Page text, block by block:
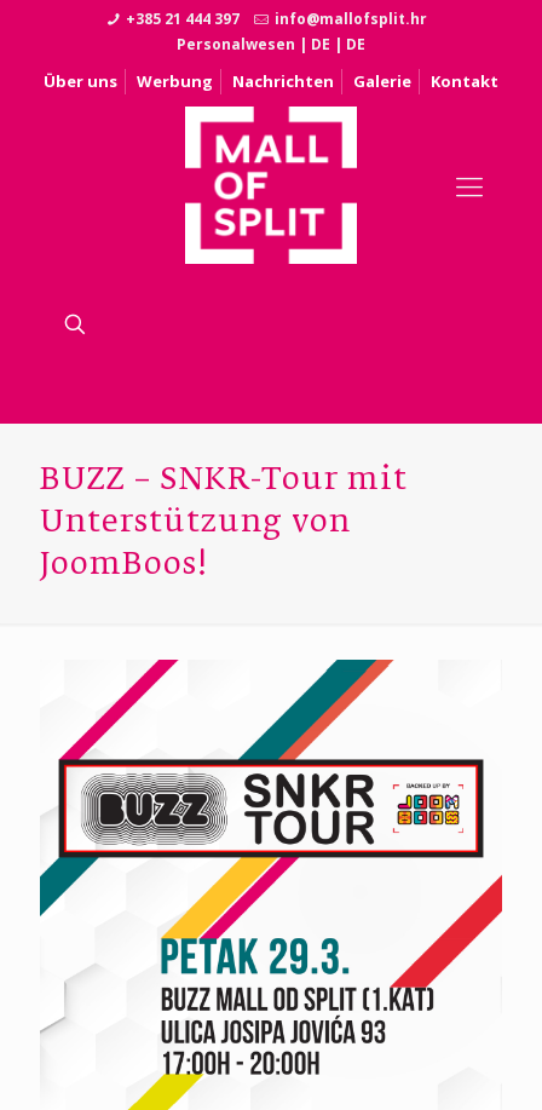
+385 21 444 397
info@mallofsplit.hr
Personalwesen | DE | DE
Über uns Werbung Nachrichten Galerie Kontakt
BUZZ – SNKR-Tour mit
Unterstützung von
JoomBoos!